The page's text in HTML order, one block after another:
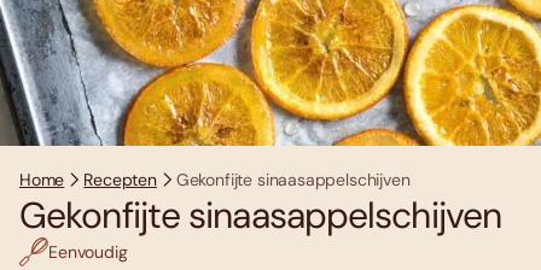
Home Recepten Gekonfijte sinaasappelschijven
Gekonfijte sinaasappelschijven
Eenvoudig